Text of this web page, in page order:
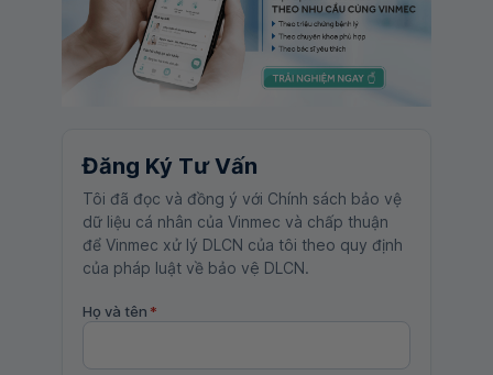
Đăng Ký Tư Vấn
Tôi đã đọc và đồng ý với Chính sách bảo vệ
dữ liệu cá nhân của Vinmec và chấp thuận
để Vinmec xử lý DLCN của tôi theo quy định
của pháp luật về bảo vệ DLCN.
Họ và tên *